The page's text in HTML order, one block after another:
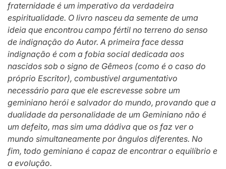
fraternidade é um imperativo da verdadeira
espiritualidade. O livro nasceu da semente de uma
ideia que encontrou campo fértil no terreno do senso
de indignação do Autor. A primeira face dessa
indignação é com a fobia social dedicada aos
nascidos sob o signo de Gêmeos (como é o caso do
próprio Escritor), combustível argumentativo
necessário para que ele escrevesse sobre um
geminiano herói e salvador do mundo, provando que a
dualidade da personalidade de um Geminiano não é
um defeito, mas sim uma dádiva que os faz ver o
mundo simultaneamente por ângulos diferentes. No
fim, todo geminiano é capaz de encontrar o equilíbrio e
a evolução.